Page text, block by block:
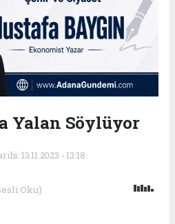
Yalan Söylüyor
13.11.2023 - 13:18
Oku)